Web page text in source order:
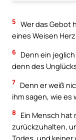
5 Wer das Gebot
eines Weisen
6 Denn ein
denn des
7 Denn er weiß
ihm sagen, wie es
8
Ein Mensch
zurückzuhalten,